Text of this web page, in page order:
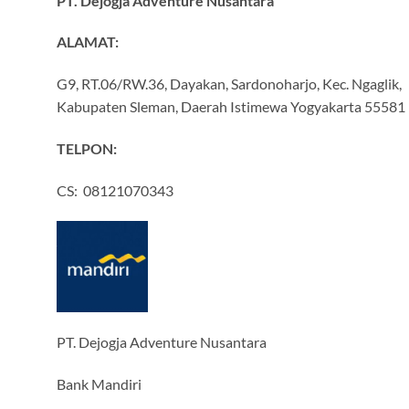
ALAMAT:
G9, RT.06/RW.36, Dayakan, Sardonoharjo, Kec. Ngaglik,
Kabupaten Sleman, Daerah Istimewa Yogyakarta 55581
TELPON:
CS: 08121070343
PT. Dejogja Adventure Nusantara
Bank Mandiri